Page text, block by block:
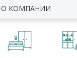
О КОМПАНИИ